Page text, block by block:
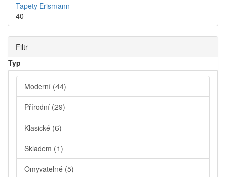
Tapety Erismann
40
Filtr
Typ
Moderní (44)
Přírodní (29)
Klasické (6)
Skladem (1)
Omyvatelné (5)